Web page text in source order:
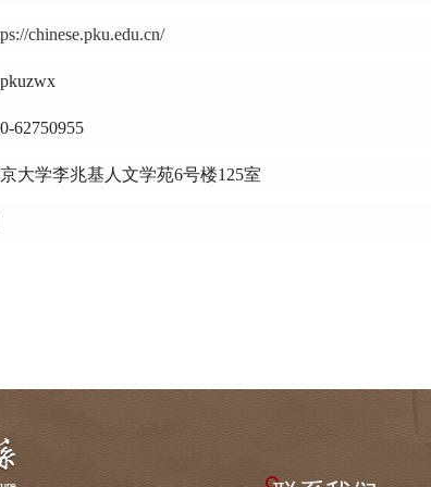
chinese.pku.edu.cn/
pkuzwx
62750955
京大学李兆基人文学苑6号楼125室